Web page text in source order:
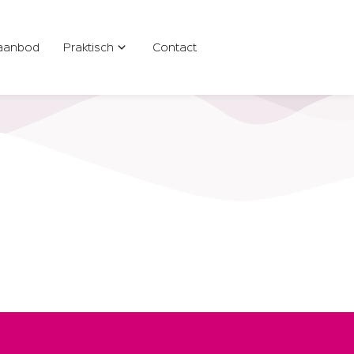
Praktisch Contact